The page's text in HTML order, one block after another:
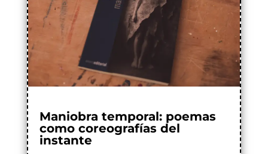
Maniobra temporal: poemas
como coreografías del
instante